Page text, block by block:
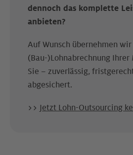
dennoch das komplette
anbieten?
Auf Wunsch übernehmen
(Bau-)Lohnabrechnung
Sie – zuverlässig,
abgesichert.
>> Jetzt Lohn-Outsourcing